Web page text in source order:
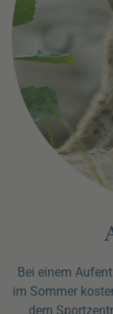
Bei einem
im Sommer
dem